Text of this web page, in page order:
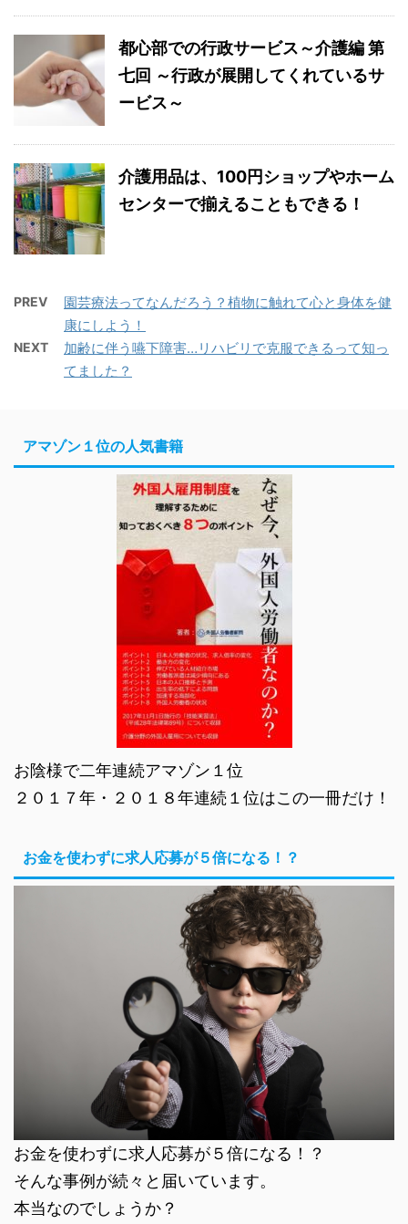
都心部での行政サービス～介護編 第
七回 ～行政が展開してくれているサ
ービス～
介護用品は、100円ショップやホーム
センターで揃えることもできる！
PREV
園芸療法ってなんだろう？植物に触れて心と身体を健
康にしよう！
NEXT
加齢に伴う嚥下障害…リハビリで克服できるって知っ
てました？
アマゾン１位の人気書籍
お陰様で二年連続アマゾン１位
２０１７年・２０１８年連続１位はこの一冊だけ！
お金を使わずに求人応募が５倍になる！？
お金を使わずに求人応募が５倍になる！？
そんな事例が続々と届いています。
本当なのでしょうか？